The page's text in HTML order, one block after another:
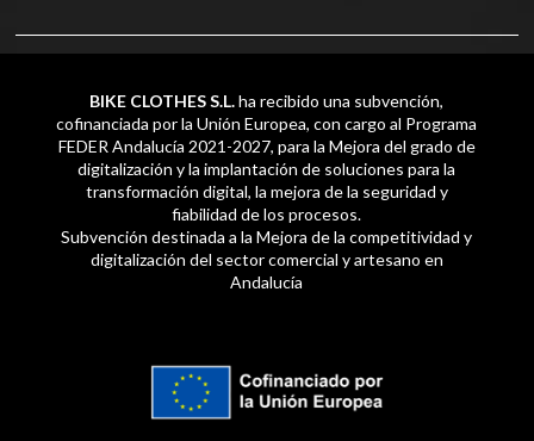
BIKE CLOTHES S.L.ha recibido una subvención,
cofinanciada por la Unión Europea, con cargo al Programa
FEDER Andalucía 2021-2027, para la Mejora del grado de
digitalización y la implantación de soluciones para la
transformación digital, la mejora de la seguridad y
fiabilidad de los procesos.
Subvención destinada a la Mejora de la competitividad y
digitalización del sector comercial y artesano en
Andalucía